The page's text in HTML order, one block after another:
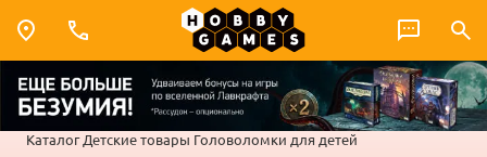
Каталог Детские товары Головоломки для детей